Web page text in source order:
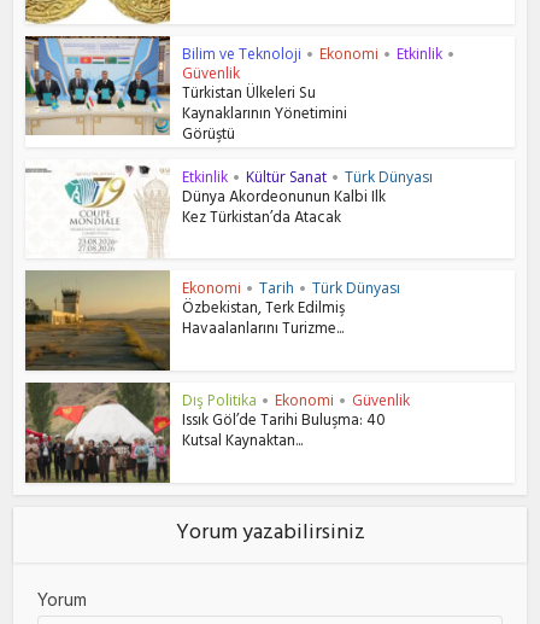
Bilim ve Teknoloji • Ekonomi • Etkinlik •
Güvenlik
Türkistan Ülkeleri Su
Kaynaklarının Yönetimini
Görüştü
Etkinlik • Kültür Sanat • Türk Dünyası
Dünya Akordeonunun Kalbi Ilk
Kez Türkistan’da Atacak
Ekonomi • Tarih • Türk Dünyası
Özbekistan, Terk Edilmiş
Havaalanlarını Turizme...
Dış Politika • Ekonomi • Güvenlik
Issık Göl’de Tarihi Buluşma: 40
Kutsal Kaynaktan...
Yorum yazabilirsiniz
Yorum